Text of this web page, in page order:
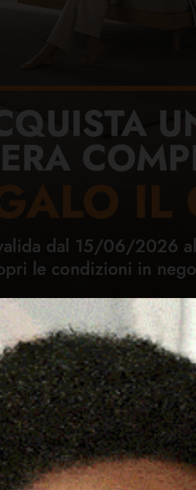
Attualità Sport Cultura
SULLA STATALE 131